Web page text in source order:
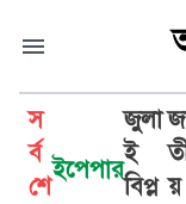
স
র্ব
শে
ইপেপার
জুলা
ই
বিপ্ল য়